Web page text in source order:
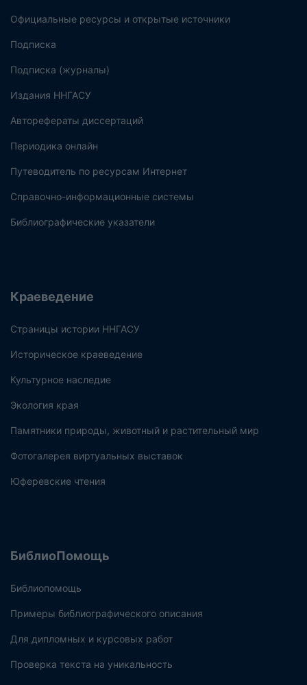
Официальные ресурсы и открытые источники
Подписка
Подписка (журналы)
Издания ННГАСУ
Авторефераты диссертаций
Периодика онлайн
Путеводитель по ресурсам Интернет
Справочно-информационные системы
Библиографические указатели
Краеведение
Страницы истории ННГАСУ
Историческое краеведение
Культурное наследие
Экология края
Памятники природы, животный и растительный мир
Фотогалерея виртуальных выставок
Юферевские чтения
БиблиоПомощь
Библиопомощь
Примеры библиографического описания
Для дипломных и курсовых работ
Проверка текста на уникальность